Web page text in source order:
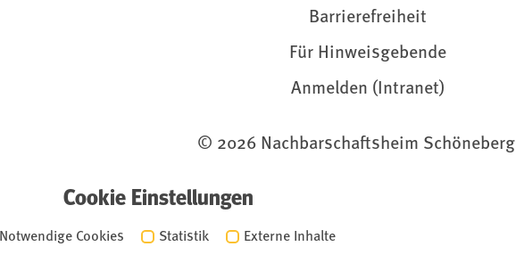
Barrierefreiheit
Für Hinweisgebende
Anmelden (Intranet)
© 2026 Nachbarschaftsheim Schöneberg
Cookie Einstellungen
Notwendige Cookies Statistik Externe Inhalte